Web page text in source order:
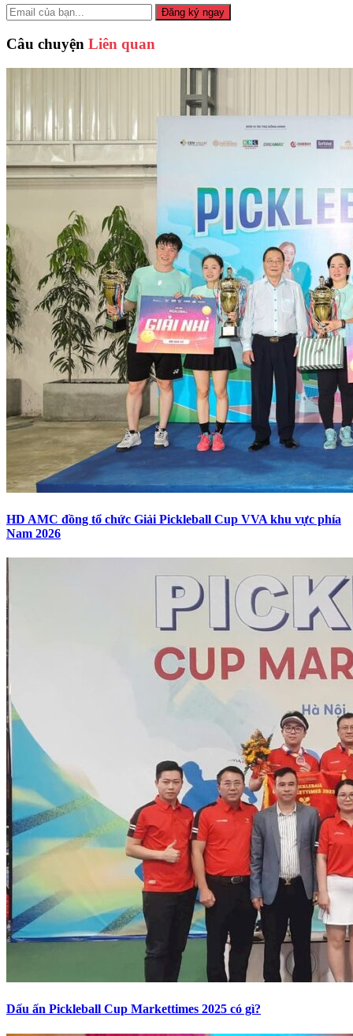
Đăng ký ngay
Câu chuyện Liên quan
HD AMC đồng tổ chức Giải Pickleball Cup VVA khu vực phía
Nam 2026
Dấu ấn Pickleball Cup Markettimes 2025 có gì?